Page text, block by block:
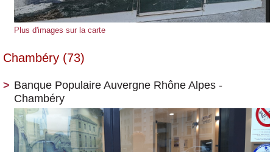
Plus d'images sur la carte
Chambéry (73)
Banque Populaire Auvergne Rhône Alpes -
Chambéry